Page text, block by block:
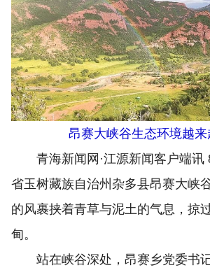
昂赛大峡谷生态环境越来
青海新闻网·江源新闻客户端讯
省玉树藏族自治州杂多县昂赛大峡
的风裹挟着青草与泥土的气息，掠
甸。
站在峡谷深处，昂赛乡党委书